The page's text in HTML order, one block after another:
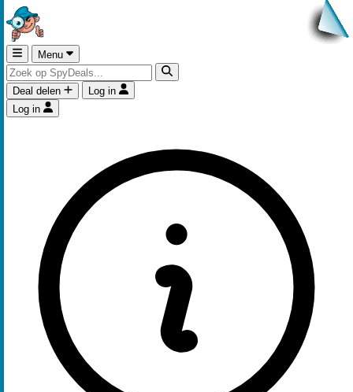
Menu
Deal delen
Log in
Log in